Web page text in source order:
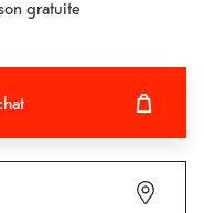
gratuite